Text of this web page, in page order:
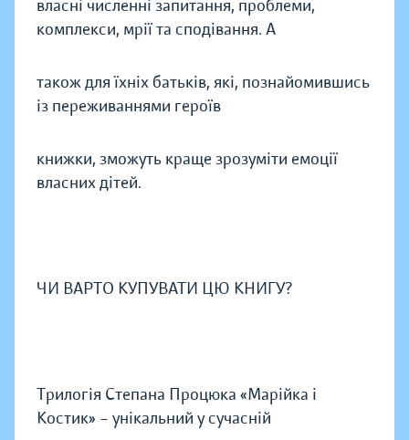
власні численні запитання, проблеми,
комплекси, мрії та сподівання. А
також для їхніх батьків, які, познайомившись
із переживаннями героїв
книжки, зможуть краще зрозуміти емоції
власних дітей.
ЧИ ВАРТО КУПУВАТИ ЦЮ КНИГУ?
Трилогія Степана Процюка «Марійка і
Костик» – унікальний у сучасній